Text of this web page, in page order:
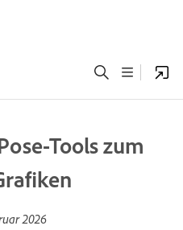
Tools zum
2026